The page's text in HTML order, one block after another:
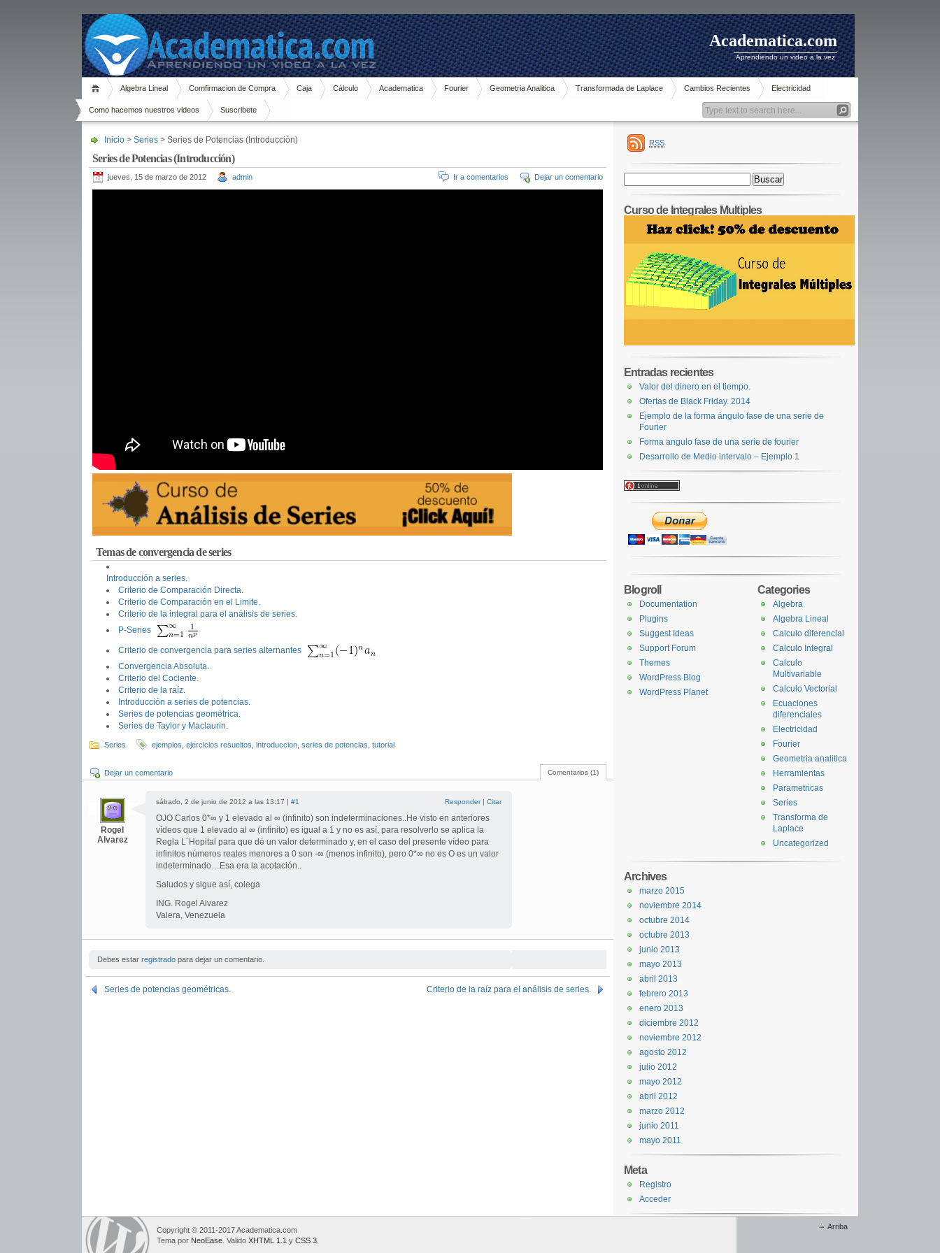
Academatica.com
Aprendiendo un video a la vez
Algebra Lineal Comfirmacion de Compra Caja Cálculo Academatica Fourier Geometria Analitica Transformada de Laplace Cambios Recientes Electricidad
Como hacemos nuestros videos Suscribete
Inicio > Series > Series de Potencias (Introducción)
Series de Potencias (Introducción)
jueves, 15 de marzo de 2012 admin Dejar un comentario
Ir a comentarios
Temas de convergencia de series
Introducción a series.
Criterio de Comparación Directa
Criterio de Comparación en el Limite.
Criterio de la integral para el análisis de series.
P-Series
Criterio de convergencia para series alternantes
Convergencia Absoluta.
Criterio del Cociente.
Criterio de la raíz.
Introducción a series de potencias.
Series de potencias geométrica.
Series de Taylor y Maclaurin.
Series ejemplos ejercicios resueltos introduccion series de potencias tutorial
Comentarios (1)
Dejar un comentario
Rogel
Alvarez
sábado, 2 de junio de 2012 a las 13:17 | #1 Responder| Citar
OJO Carlos 0*∞ y 1 elevado al ∞ (infinito) son indeterminaciones..He visto en anteriores
vídeos que 1 elevado al ∞ (infinito) es igual a 1 y no es así, para resolverlo se aplica la
Regla L´Hopital para que dé un valor determinado y, en el caso del presente vídeo para
infinitos números reales menores a 0 son -∞ (menos infinito), pero 0*∞ no es O es un valor
indeterminado…Esa era la acotación..
Saludos y sigue así, colega
ING. Rogel Alvarez
Valera, Venezuela
Debes estar registrado para dejar un comentario.
Series de potencias geométricas. Criterio de la raíz para el análisis de series.
RSS
Curso de Integrales Multiples
Entradas recientes
Valor del dinero en el tiempo.
Ofertas de Black Friday. 2014
Ejemplo de la forma ángulo fase de una serie de
Fourier
Forma angulo fase de una serie de fourier
Desarrollo de Medio intervalo – Ejemplo 1
Categories
Algebra
Algebra Lineal
Calculo diferencial
Calculo Integral
Calculo
Multivariable
Calculo Vectorial
Ecuaciones
diferenciales
Electricidad
Fourier
Geometria analitica
Herramientas
Parametricas
Series
Transforma de
Laplace
Uncategorized
Blogroll
Documentation
Plugins
Suggest Ideas
Support Forum
Themes
WordPress Blog
WordPress Planet
Archives
marzo 2015
noviembre 2014
octubre 2014
octubre 2013
junio 2013
mayo 2013
abril 2013
febrero 2013
enero 2013
diciembre 2012
noviembre 2012
agosto 2012
julio 2012
mayo 2012
abril 2012
marzo 2012
junio 2011
mayo 2011
Meta
Registro
Acceder
Arriba
Copyright © 2011-2017 Academatica.com
Tema por NeoEase . Valido XHTML 1.1 y CSS 3